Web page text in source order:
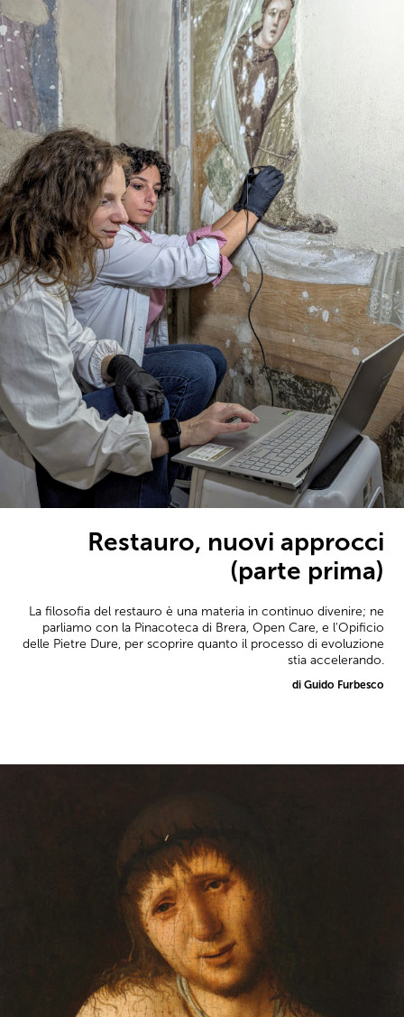
Restauro, nuovi approcci
(parte prima)
La filosofia del restauro è una materia in continuo divenire; ne
parliamo con la Pinacoteca di Brera, Open Care, e l'Opificio
delle Pietre Dure, per scoprire quanto il processo di evoluzione
stia accelerando.
di Guido Furbesco